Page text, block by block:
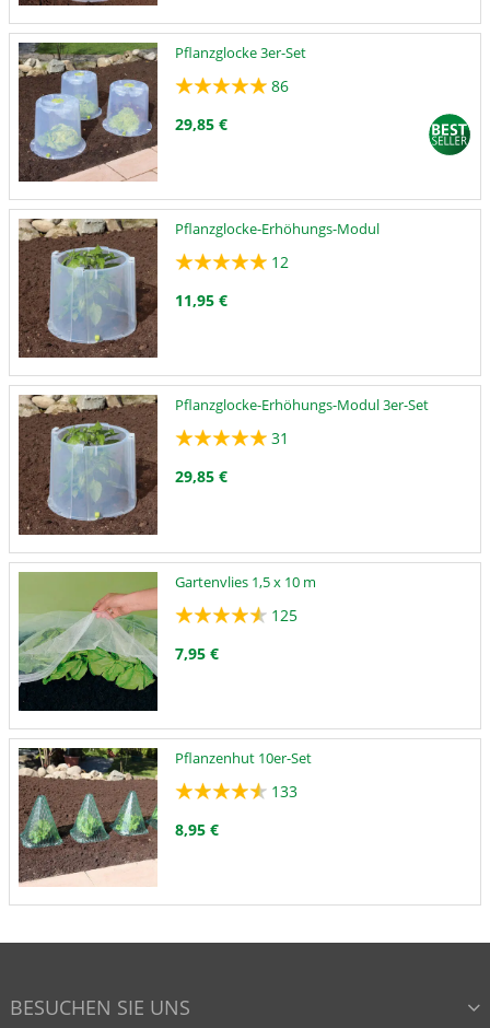
Pflanzglocke 3er-Set
86
29,85 €
Pflanzglocke-Erhöhungs-Modul
12
11,95 €
Pflanzglocke-Erhöhungs-Modul 3er-Set
31
29,85 €
Gartenvlies 1,5 x 10 m
125
7,95 €
Pflanzenhut 10er-Set
133
8,95 €
BESUCHEN SIE UNS